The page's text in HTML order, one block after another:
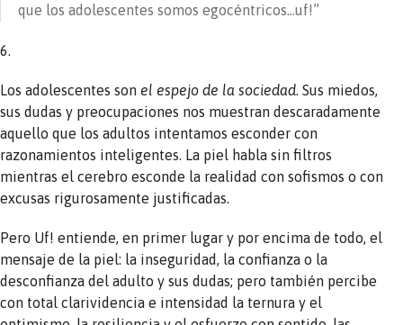
que los adolescentes somos egocéntricos…uf!”
6.
Los adolescentes son el espejo de la sociedad . Sus miedos,
sus dudas y preocupaciones nos muestran descaradamente
aquello que los adultos intentamos esconder con
razonamientos inteligentes. La piel habla sin filtros
mientras el cerebro esconde la realidad con sofismos o con
excusas rigurosamente justificadas.
Pero Uf! entiende, en primer lugar y por encima de todo, el
mensaje de la piel: la inseguridad, la confianza o la
desconfianza del adulto y sus dudas; pero también percibe
con total clarividencia e intensidad la ternura y el